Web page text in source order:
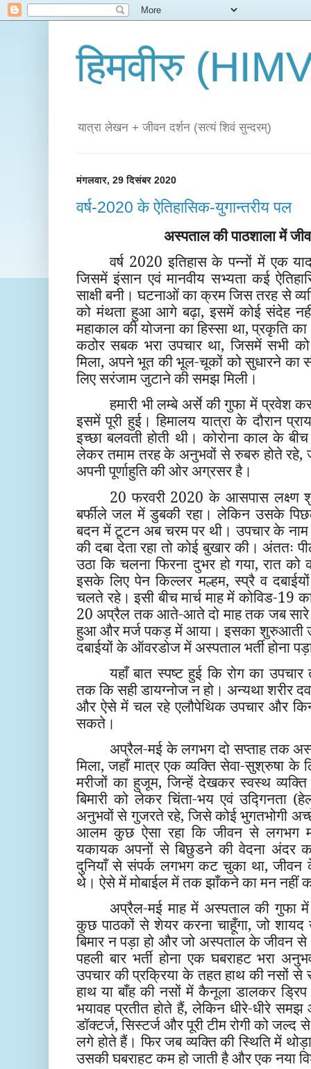
हिमवीरु
यात्रा लेखन + जीवन दर्शन (सत्यं शिवं सुन्दरम्)
मंगलवार, 29 दिसंबर 2020
वर्ष-2020 के ऐतिहासिक-युगान्तरीय पल
अस्पताल की पाठशाला में
वर्ष 2020 इतिहास के पन्नों में एक
जिसमें इंसान एवं मानवीय सभ्यता कई
साक्षी बनी। घटनाओं का क्रम जिस तरह से
को मंथता हुआ आगे बढ़ा, इसमें कोई संदेह नहीं
महाकाल की योजना का हिस्सा था, प्रकृति
कठोर सबक भरा उपचार था, जिसमें सभी
मिला, अपने भूत की भूल-चूकों को सुधारने का
लिए सरंजाम जुटाने की समझ मिली।
हमारी भी लम्बे अर्से की गुफा में प्रवेश
इसमें पूरी हुई। हिमालय यात्रा के दौरान
इच्छा बलवती होती थी। कोरोना काल के
लेकर तमाम तरह के अनुभवों से रुबरु होते रहे,
अपनी पूर्णाहुति की ओर अग्रसर है।
20 फरवरी 2020 के आसपास लक्ष्ण
बर्फीले जल में डुबकी रहा। लेकिन उसके
बदन में टूटन अब चरम पर थी। उपचार के नाम
की दबा देता रहा तो कोई बुखार की। अंततः
उठा कि चलना फिरना दुभर हो गया, रात
इसके लिए पेन किल्लर मल्हम, स्प्रै व
चलते रहे। इसी बीच मार्च माह में कोविड-19
20 अप्रैल तक आते-आते दो माह तक जब सारे
हुआ और मर्ज पकड़ में आया। इसका शुरुआती
दबाईयों के ऑवरडोज में अस्पताल भर्ती होना
यहाँ बात स्पष्ट हुई कि रोग का
तक कि सही डायग्नोज न हो। अन्यथा शरीर
और ऐसे में चल रहे एलौपेथिक उपचार और
सकते।
अप्रैल-मई के लगभग दो सप्ताह तक
मिला, जहाँ मात्र एक व्यक्ति सेवा-सुश्रुषा
मरीजों का हुजूम, जिन्हें देखकर स्वस्थ
बिमारी को लेकर चिंता-भय एवं उद्गिनता
अनुभवों से गुजरते रहे, जिसे कोई भुगतभोगी
आलम कुछ ऐसा रहा कि जीवन से लगभग
यकायक अपनों से बिछुडने की वेदना अंदर
दुनियाँ से संपर्क लगभग कट चुका था,
थे। ऐसे में मोबाईल में तक झाँकने का मन नहीं
अप्रैल-मई माह में अस्पताल की गुफा में
कुछ पाठकों से शेयर करना चाहूँगा, जो
बिमार न पड़ा हो और जो अस्पताल के जीवन
पहली बार भर्ती होना एक घबराहट भरा
उपचार की प्रक्रिया के तहत हाथ की नसों से
हाथ या बाँह की नसों में कैनूला डालकर
भयावह प्रतीत होते हैं, लेकिन धीरे-धीरे
डॉक्टर्ज, सिस्टर्ज और पूरी टीम रोगी को
लगे होते हैं। फिर जब व्यक्ति की स्थिति में
उसकी घबराहट कम हो जाती है और एक नया